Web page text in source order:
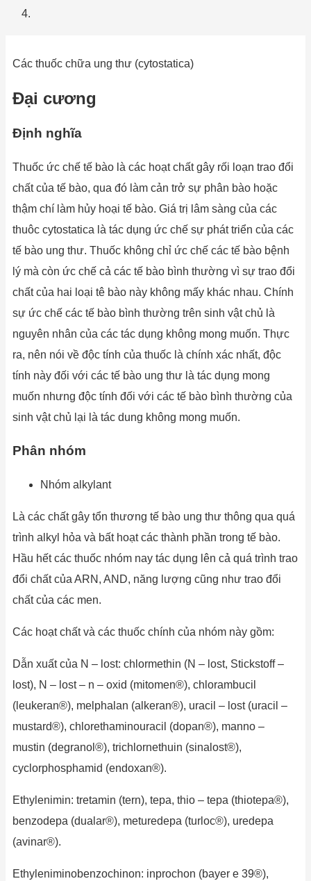
Các thuốc chữa ung thư (cytostatica)
Đại cương
Định nghĩa
Thuốc ức chế tế bào là các hoạt chất gây rối loạn trao đổi
chất của tế bào, qua đó làm cản trở sự phân bào hoặc
thậm chí làm hủy hoại tế bào. Giá trị lâm sàng của các
thuôc cytostatica là tác dụng ức chế sự phát triển của các
tế bào ung thư. Thuốc không chỉ ức chế các tế bào bệnh
lý mà còn ức chế cả các tế bào bình thường vì sự trao đổi
chất của hai loại tê bào này không mấy khác nhau. Chính
sự ức chế các tế bào bình thường trên sinh vật chủ là
nguyên nhân của các tác dụng không mong muốn. Thực
ra, nên nói về độc tính của thuốc là chính xác nhất, độc
tính này đối với các tế bào ung thư là tác dụng mong
muốn nhưng độc tính đối với các tế bào bình thường của
sinh vật chủ lại là tác dung không mong muốn.
Phân nhóm
Nhóm alkylant
Là các chất gây tổn thương tế bào ung thư thông qua quá
trình alkyl hỏa và bất hoạt các thành phần trong tế bào.
Hầu hết các thuốc nhóm nay tác dụng lên cả quá trình trao
đổi chất của ARN, AND, năng lượng cũng như trao đổi
chất của các men.
Các hoạt chất và các thuốc chính của nhóm này gồm:
Dẫn xuất của N – lost: chlormethin (N – lost, Stickstoff –
lost), N – lost – n – oxid (mitomen®), chlorambucil
(leukeran®), melphalan (alkeran®), uracil – lost (uracil –
mustard®), chlorethaminouracil (dopan®), manno –
mustin (degranol®), trichlornethuin (sinalost®),
cyclorphosphamid (endoxan®).
Ethylenimin: tretamin (tern), tepa, thio – tepa (thiotepa®),
benzodepa (dualar®), meturedepa (turloc®), uredepa
(avinar®).
Ethyleniminobenzochinon: inprochon (bayer e 39®),